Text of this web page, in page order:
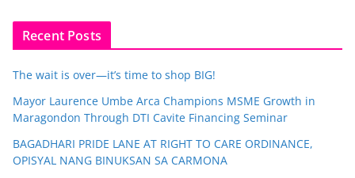
Recent Posts
The wait is over—it’s time to shop BIG!
Mayor Laurence Umbe Arca Champions MSME Growth in
Maragondon Through DTI Cavite Financing Seminar
BAGADHARI PRIDE LANE AT RIGHT TO CARE ORDINANCE,
OPISYAL NANG BINUKSAN SA CARMONA